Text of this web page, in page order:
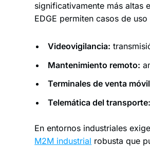
significativamente más altas
EDGE permiten casos de
Videovigilancia:
Mantenimiento remoto:
Terminales de venta
Telemática del transporte:
En entornos industriales
M2M industrial robusta que